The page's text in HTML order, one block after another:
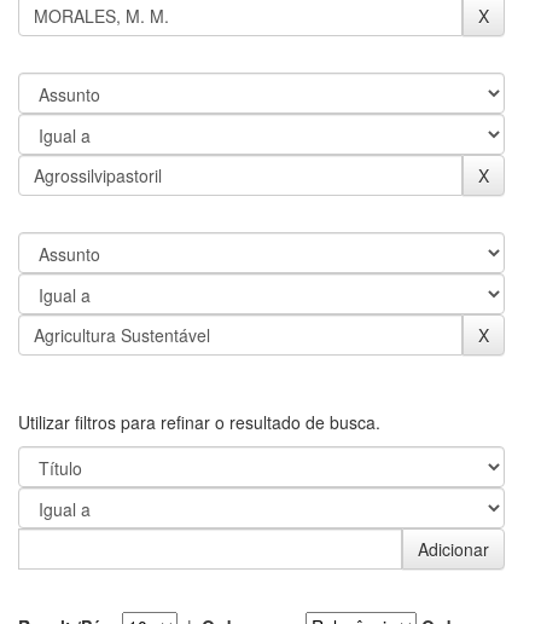
Utilizar filtros para refinar o resultado de busca.